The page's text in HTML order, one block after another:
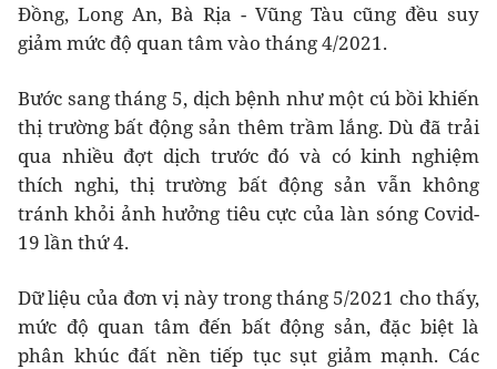
Đồng, Long An, Bà Rịa - Vũng Tàu cũng đều suy
giảm mức độ quan tâm vào tháng 4/2021.
Bước sang tháng 5, dịch bệnh như một cú bồi khiến
thị trường bất động sản thêm trầm lắng. Dù đã trải
qua nhiều đợt dịch trước đó và có kinh nghiệm
thích nghi, thị trường bất động sản vẫn không
tránh khỏi ảnh hưởng tiêu cực của làn sóng Covid-
19 lần thứ 4.
Dữ liệu của đơn vị này trong tháng 5/2021 cho thấy,
mức độ quan tâm đến bất động sản, đặc biệt là
phân khúc đất nền tiếp tục sụt giảm mạnh. Các